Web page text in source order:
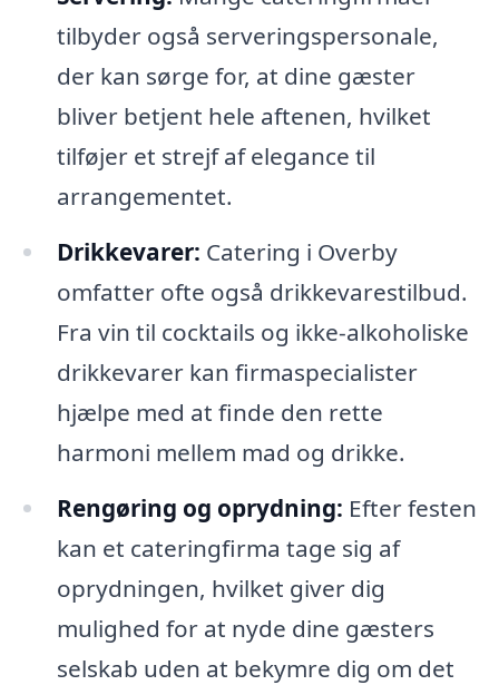
tilbyder også serveringspersonale,
der kan sørge for, at dine gæster
bliver betjent hele aftenen, hvilket
tilføjer et strejf af elegance til
arrangementet.
Drikkevarer: Catering i Overby
omfatter ofte også drikkevarestilbud.
Fra vin til cocktails og ikke-alkoholiske
drikkevarer kan firmaspecialister
hjælpe med at finde den rette
harmoni mellem mad og drikke.
Rengøring og oprydning: Efter festen
kan et cateringfirma tage sig af
oprydningen, hvilket giver dig
mulighed for at nyde dine gæsters
selskab uden at bekymre dig om det